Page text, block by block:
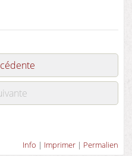
Info | Imprimer | Permalien